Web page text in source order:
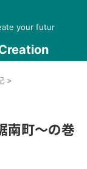
your futur
>
南町～の巻